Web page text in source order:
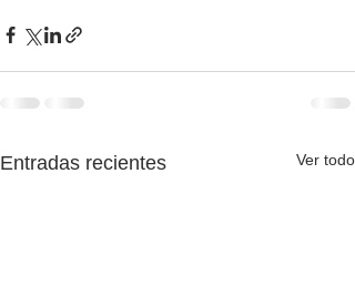
Entradas recientes Ver todo